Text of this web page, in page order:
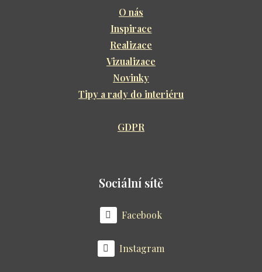
O nás
Inspirace
Realizace
Vizualizace
Novinky
Tipy a rady do interiéru
GDPR
Sociální sítě
Facebook
Instagram